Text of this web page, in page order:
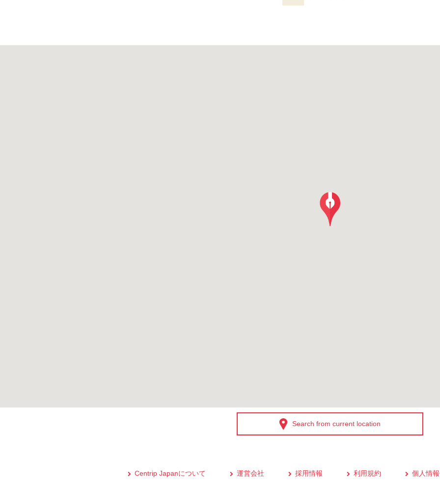
Search from current location
Centrip Japanについて 運営会社 採用情報 利用規約 個人情